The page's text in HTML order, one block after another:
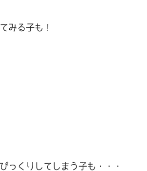
みる子も！
っくりしてしまう子も・・・